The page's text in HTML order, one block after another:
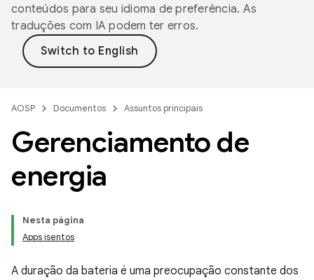
conteúdos para seu idioma de preferência. As
traduções com IA podem ter erros.
AOSP Documentos Assuntos principais
Gerenciamento de
energia
Nesta página
Apps isentos
A duração da bateria é uma preocupação constante dos